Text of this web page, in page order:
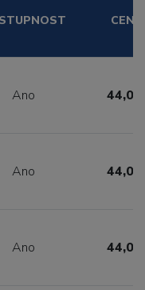
CENA
Ano 44,00
Ano 44,00
Ano 44,00